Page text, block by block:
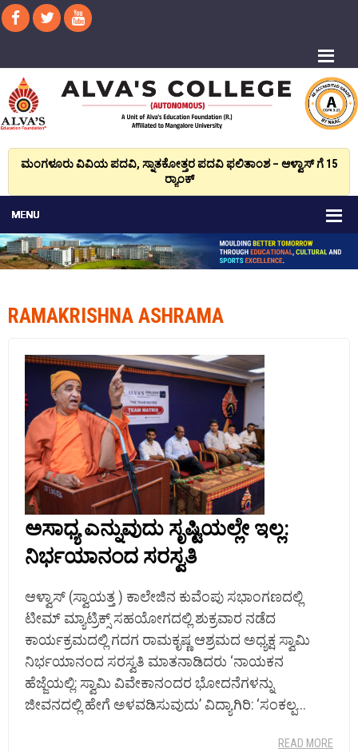
ಮಂಗಳೂರು ವಿವಿಯ ಪದವಿ, ಸ್ನಾತಕೋತ್ತರ ಪದವಿ ಫಲಿತಾಂಶ – ಆಳ್ವಾಸ್ ಗೆ 15
ರ್‍ಯಾಂಕ್‌
RAMAKRISHNA ASHRAMA
ಅಸಾಧ್ಯ ಎನ್ನುವುದು ಸೃಷ್ಟಿಯಲ್ಲೇ ಇಲ್ಲ:
ನಿರ್ಭಯಾನಂದ ಸರಸ್ವತಿ
ಆಳ್ವಾಸ್ (ಸ್ವಾಯತ್ತ ) ಕಾಲೇಜಿನ ಕುವೆಂಪು ಸಭಾಂಗಣದಲ್ಲಿ
ಟೀಮ್ ಮ್ಯಾಟ್ರಿಕ್ಸ್ ಸಹಯೋಗದಲ್ಲಿ ಶುಕ್ರವಾರ ನಡೆದ
ಕಾರ್ಯಕ್ರಮದಲ್ಲಿ ಗದಗ ರಾಮಕೃಷ್ಣ ಆಶ್ರಮದ ಅಧ್ಯಕ್ಷ ಸ್ವಾಮಿ
ನಿರ್ಭಯಾನಂದ ಸರಸ್ವತಿ ಮಾತನಾಡಿದರು ‘ನಾಯಕನ
ಹೆಜ್ಜೆಯಲ್ಲಿ: ಸ್ವಾಮಿ ವಿವೇಕಾನಂದರ ಭೋದನೆಗಳನ್ನು
ಜೀವನದಲ್ಲಿ ಹೇಗೆ ಅಳವಡಿಸುವುದು’ ವಿದ್ಯಾಗಿರಿ: ‘ಸಂಕಲ್ಪ...
READ MORE